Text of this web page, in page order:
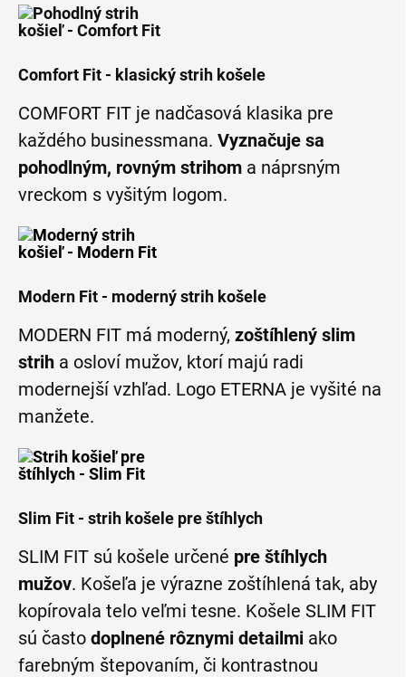
Comfort Fit - klasický strih košele
COMFORT FIT je nadčasová klasika pre
každého businessmana. Vyznačuje sa
pohodlným, rovným strihom a náprsným
vreckom s vyšitým logom.
Modern Fit - moderný strih košele
MODERN FIT má moderný, zoštíhlený slim
strih a osloví mužov, ktorí majú radi
modernejší vzhľad. Logo ETERNA je vyšité na
manžete.
Slim Fit - strih košele pre štíhlych
SLIM FIT sú košele určené pre štíhlych
mužov. Košeľa je výrazne zoštíhlená tak, aby
kopírovala telo veľmi tesne. Košele SLIM FIT
sú často doplnené rôznymi detailmi ako
farebným štepovaním, či kontrastnou